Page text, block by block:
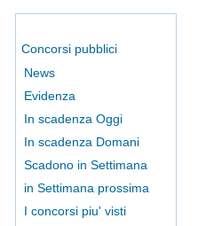
Concorsi pubblici
News
Evidenza
In scadenza Oggi
In scadenza Domani
Scadono in Settimana
in Settimana prossima
I concorsi piu' visti